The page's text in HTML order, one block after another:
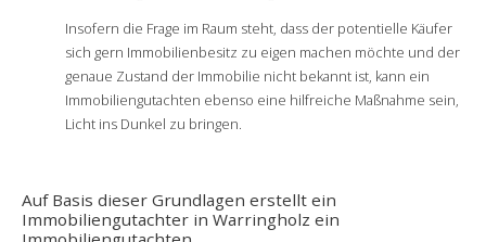
Insofern die Frage im Raum steht, dass der potentielle Käufer
sich gern Immobilienbesitz zu eigen machen möchte und der
genaue Zustand der Immobilie nicht bekannt ist, kann ein
Immobiliengutachten ebenso eine hilfreiche Maßnahme sein,
Licht ins Dunkel zu bringen.
Auf Basis dieser Grundlagen erstellt ein
Immobiliengutachter in Warringholz ein